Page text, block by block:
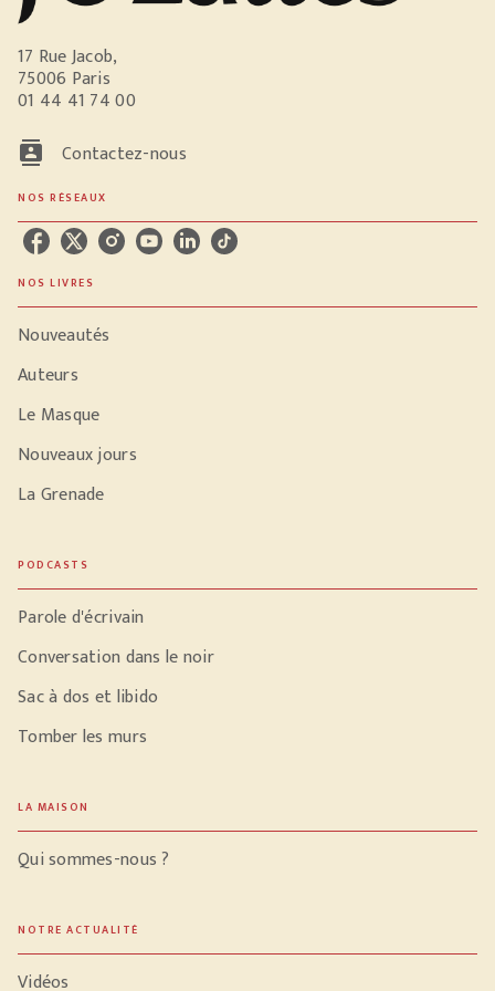
17 Rue Jacob,
75006 Paris
01 44 41 74 00
contacts Contactez-nous
NOS RÉSEAUX
NOS LIVRES
Nouveautés
Auteurs
Le Masque
Nouveaux jours
La Grenade
PODCASTS
Parole d'écrivain
Conversation dans le noir
Sac à dos et libido
Tomber les murs
LA MAISON
Qui sommes-nous ?
NOTRE ACTUALITÉ
Vidéos